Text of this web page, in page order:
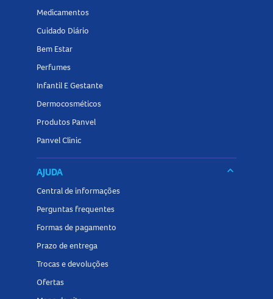
Medicamentos
Cuidado Diário
Bem Estar
Perfumes
Infantil E Gestante
Dermocosméticos
Produtos Panvel
Panvel Clinic
AJUDA keyboard_arrow_down
Central de informações
Perguntas frequentes
Formas de pagamento
Prazo de entrega
Trocas e devoluções
Ofertas